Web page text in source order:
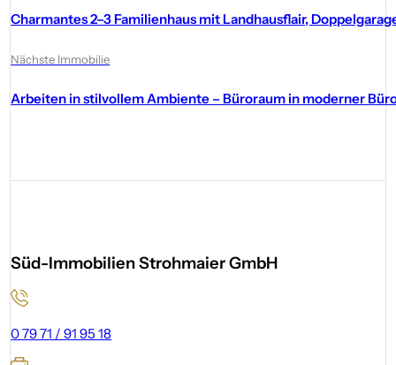
Charmantes 2–3 Familienhaus mit Landhausflair,
Nächste Immobilie
Arbeiten in stilvollem Ambiente – Büroraum in moderner
Süd-Immobilien Strohmaier GmbH
0 79 71 / 91 95 18